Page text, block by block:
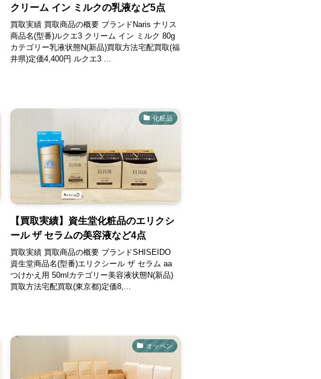
クリーム イン ミルクの乳液など5点
買取実績 買取商品の概要 ブランドNaris ナリス
商品名(型番)ルクエ3 クリーム イン ミルク 80g
カテゴリー乳液状態N(新品)買取方法宅配買取(福
井県)定価4,400円 ルクエ3 ...
化粧品
【買取実績】資生堂化粧品のエリクシ
ール ザ セラムの美容液など4点
買取実績 買取商品の概要 ブランドSHISEIDO
資生堂商品名(型番)エリクシール ザ セラム aa
つけかえ用 50mlカテゴリー美容液状態N(新品)
買取方法宅配買取(東京都)定価8,...
オッペン